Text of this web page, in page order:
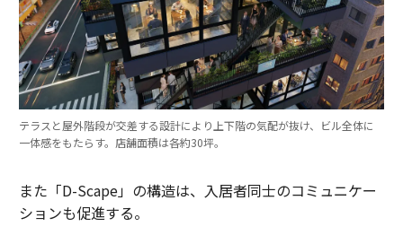
テラスと屋外階段が交差する設計により上下階の気配が抜け、ビル全体に
一体感をもたらす。店舗面積は各約30坪。
また「D-Scape」の構造は、入居者同士のコミュニケー
ションも促進する。